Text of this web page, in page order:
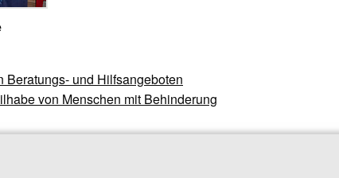
Beratungs- und Hilfsangeboten
von Menschen mit Behinderung